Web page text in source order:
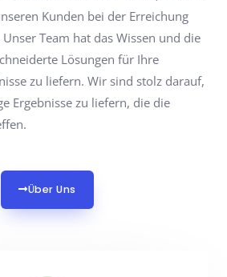
Kunden bei der Erreichung
Team hat das Wissen und die
Lösungen für Ihre
zu liefern. Wir sind stolz darauf,
Ergebnisse zu liefern, die die
Über Uns